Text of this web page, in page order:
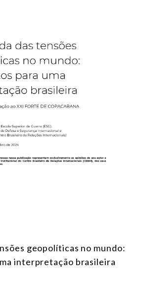
geopolíticas no mundo:
interpretação brasileira